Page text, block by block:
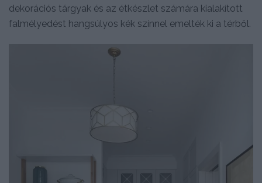
dekorációs tárgyak és az étkészlet számára kialakított
falmélyedést hangsúlyos kék színnel emelték ki a térből.